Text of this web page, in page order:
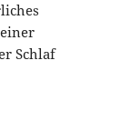
Schlaf